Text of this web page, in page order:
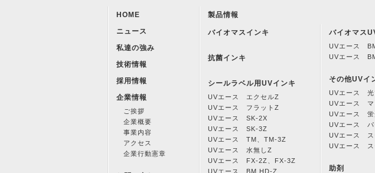
HOME
ニュース
私達の強み
技術情報
採用情報
企業情報
ご挨拶
企業概要
事業内容
アクセス
企業行動憲章
製品情報
バイオマスインキ
抗菌インキ
シールラベル用UVインキ
UVエース エクセルZ
UVエース フラットZ
UVエース SK-2X
UVエース SK-3Z
UVエース TM、TM-3Z
UVエース 水無しZ
UVエース FX-2Z、FX-3Z
UVエース BM HD-Z
バイオマス
UVエース
UVエース
その他UVイ
UVエース 光
UVエース マ
UVエース 蛍
UVエース パ
UVエース ス
UVエース ス
助剤